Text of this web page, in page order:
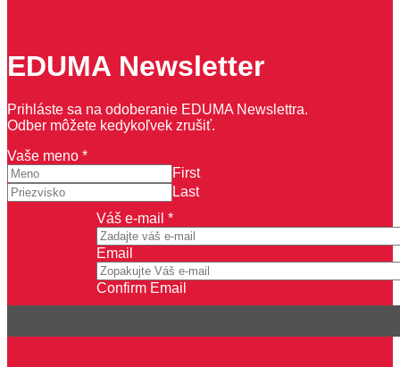
EDUMA Newsletter
Prihláste sa na odoberanie EDUMA Newslettra.
Odber môžete kedykoľvek zrušiť.
e-
mail
meno
Vaše
Vaše meno *
First
Last
Váš e-mail *
Email
Confirm Email